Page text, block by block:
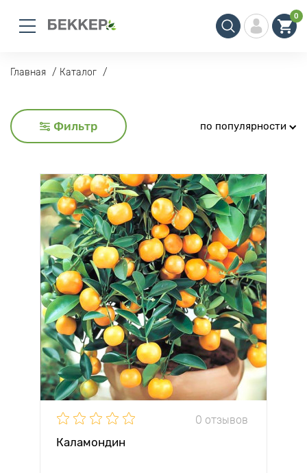
0
Главная Каталог
Фильтр по популярности
0 отзывов
Каламондин